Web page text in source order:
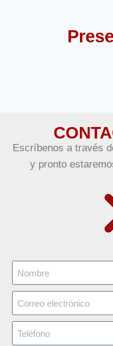
Escríbenos a través
y pronto